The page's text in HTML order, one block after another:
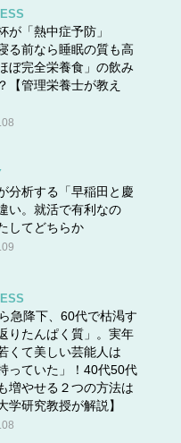
が「熱中症予防」
る前なら睡眠の質も高
ぼ完全栄養食」の飲み
【管理栄養士が教え
分析する「早稲田と慶
い。就活で有利なの
してどちらか
急降下、60代で枯渇す
りたんぱく質」。実年
くて美しい芸能人は
っていた」！40代50代
増やせる２つの方法は
学研究教授が解説】